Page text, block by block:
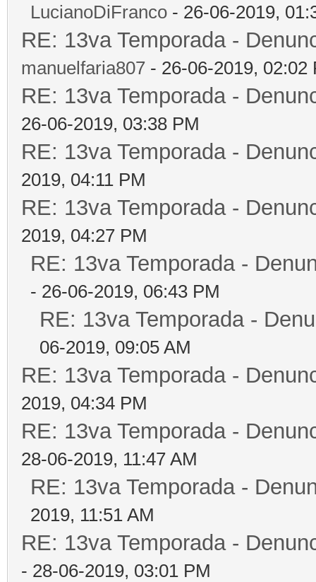
LucianoDiFranco - 26-06-2019,
RE: 13va Temporada -
manuelfaria807 - 26-06-2019, 02:02
RE: 13va Temporada -
26-06-2019, 03:38 PM
RE: 13va Temporada -
2019, 04:11 PM
RE: 13va Temporada -
2019, 04:27 PM
RE: 13va Temporada -
- 26-06-2019, 06:43 PM
RE: 13va Temporada -
06-2019, 09:05 AM
RE: 13va Temporada -
2019, 04:34 PM
RE: 13va Temporada -
28-06-2019, 11:47 AM
RE: 13va Temporada -
2019, 11:51 AM
RE: 13va Temporada -
- 28-06-2019, 03:01 PM